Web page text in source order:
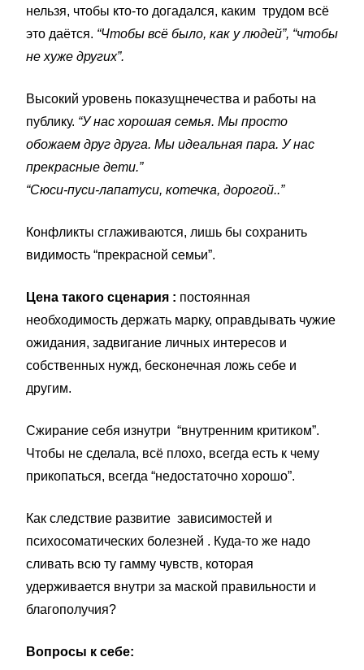
нельзя, чтобы кто-то догадался, каким трудом всё
это даётся. “Чтобы всё было, как у людей”, “чтобы
не хуже других”.
Высокий уровень показущнечества и работы на
публику. “У нас хорошая семья. Мы просто
обожаем друг друга. Мы идеальная пара. У нас
прекрасные дети.”
“Сюси-пуси-лапатуси, котечка, дорогой..”
Конфликты сглаживаются, лишь бы сохранить
видимость “прекрасной семьи”.
Цена такого сценария : постоянная
необходимость держать марку, оправдывать чужие
ожидания, задвигание личных интересов и
собственных нужд, бесконечная ложь себе и
другим.
Сжирание себя изнутри “внутренним критиком”.
Чтобы не сделала, всё плохо, всегда есть к чему
прикопаться, всегда “недостаточно хорошо”.
Как следствие развитие зависимостей и
психосоматических болезней . Куда-то же надо
сливать всю ту гамму чувств, которая
удерживается внутри за маской правильности и
благополучия?
Вопросы к себе: